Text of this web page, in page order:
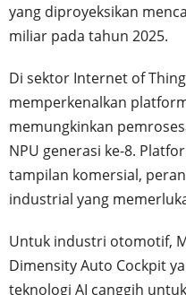
yang diproyeksikan
miliar pada tahun 2025.
Di sektor Internet of
memperkenalkan
memungkinkan
NPU generasi ke-8.
tampilan komersial,
industrial yang
Untuk industri otomotif,
Dimensity Auto Cockpit
teknologi AI canggih